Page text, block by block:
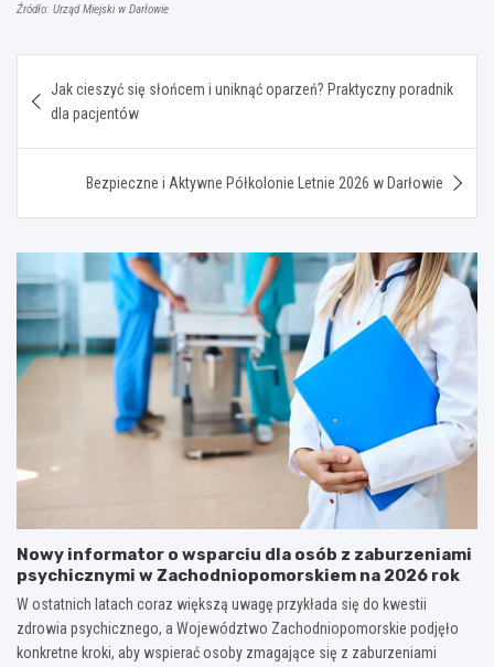
Źródło: Urząd Miejski w Darłowie
wpisu
Jak cieszyć się słońcem i uniknąć oparzeń? Praktyczny poradnik
dla pacjentów
Bezpieczne i Aktywne Półkolonie Letnie 2026 w Darłowie
Nowy informator o wsparciu dla osób z zaburzeniami
psychicznymi w Zachodniopomorskiem na 2026 rok
W ostatnich latach coraz większą uwagę przykłada się do kwestii
zdrowia psychicznego, a Województwo Zachodniopomorskie podjęło
konkretne kroki, aby wspierać osoby zmagające się z zaburzeniami